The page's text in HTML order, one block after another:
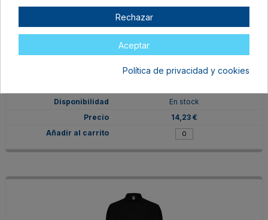
PO66350201
M
En stock
14,23 €
Rechazar
Aceptar
Política de privacidad y cookies